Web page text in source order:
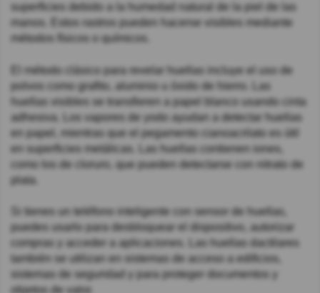
superficies debido a la humedad natural de la piel de las
manos. Estos rastros pueden hacerse visibles mediante
métodos físicos o químicos.
El método clásico para revelar huellas incluye el uso de
polvos como grafito, aluminio u óxido de hierro. Las
huellas visibles se transfieren a papel blanco usando cinta
adhesiva. Los vapores de yodo ayudan a detectar huellas
en papel, mientras que el pegamento cianoacrilato es útil
en superficies metálicas. Las huellas contienen iones,
como los de cloruro, que pueden detectarse con nitrato de
plata.
Si tienes un teléfono inteligente con sensor de huellas,
puedes usarlo para desbloquear el dispositivo, autorizar
compras y acceder a aplicaciones. Las huellas dactilares
también se utilizan en sistemas de acceso a edificios,
sistemas de seguridad y para proteger documentos y
objetos de valor.